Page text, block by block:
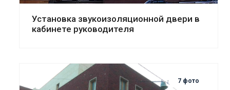
Установка звукоизоляционной двери в
кабинете руководителя
7 фото